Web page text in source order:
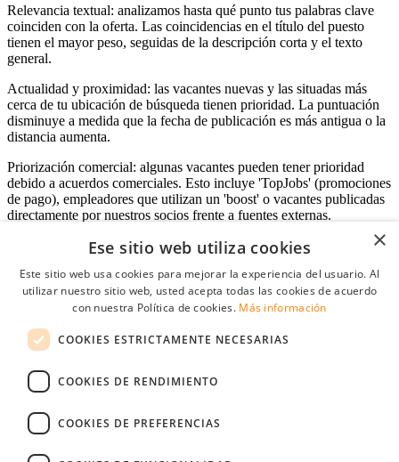
Relevancia textual: analizamos hasta qué punto tus palabras clave
coinciden con la oferta. Las coincidencias en el título del puesto
tienen el mayor peso, seguidas de la descripción corta y el texto
general.
Actualidad y proximidad: las vacantes nuevas y las situadas más
cerca de tu ubicación de búsqueda tienen prioridad. La puntuación
disminuye a medida que la fecha de publicación es más antigua o la
distancia aumenta.
Priorización comercial: algunas vacantes pueden tener prioridad
debido a acuerdos comerciales. Esto incluye 'TopJobs' (promociones
de pago), empleadores que utilizan un 'boost' o vacantes publicadas
directamente por nuestros socios frente a fuentes externas.
Acceso empresas
Contraseña
Recordarme
Conectarse
Registro gratuito empresas
×
Ese sitio web utiliza cookies
Este sitio web usa cookies para mejorar la experiencia del usuario. Al
utilizar nuestro sitio web, usted acepta todas las cookies de acuerdo
con nuestra Política de cookies. Más información
COOKIES ESTRICTAMENTE NECESARIAS
COOKIES DE RENDIMIENTO
COOKIES DE PREFERENCIAS